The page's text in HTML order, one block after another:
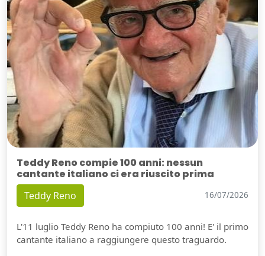
Teddy Reno compie 100 anni: nessun
cantante italiano ci era riuscito prima
Teddy Reno 16/07/2026
L'11 luglio Teddy Reno ha compiuto 100 anni! E' il primo
cantante italiano a raggiungere questo traguardo.